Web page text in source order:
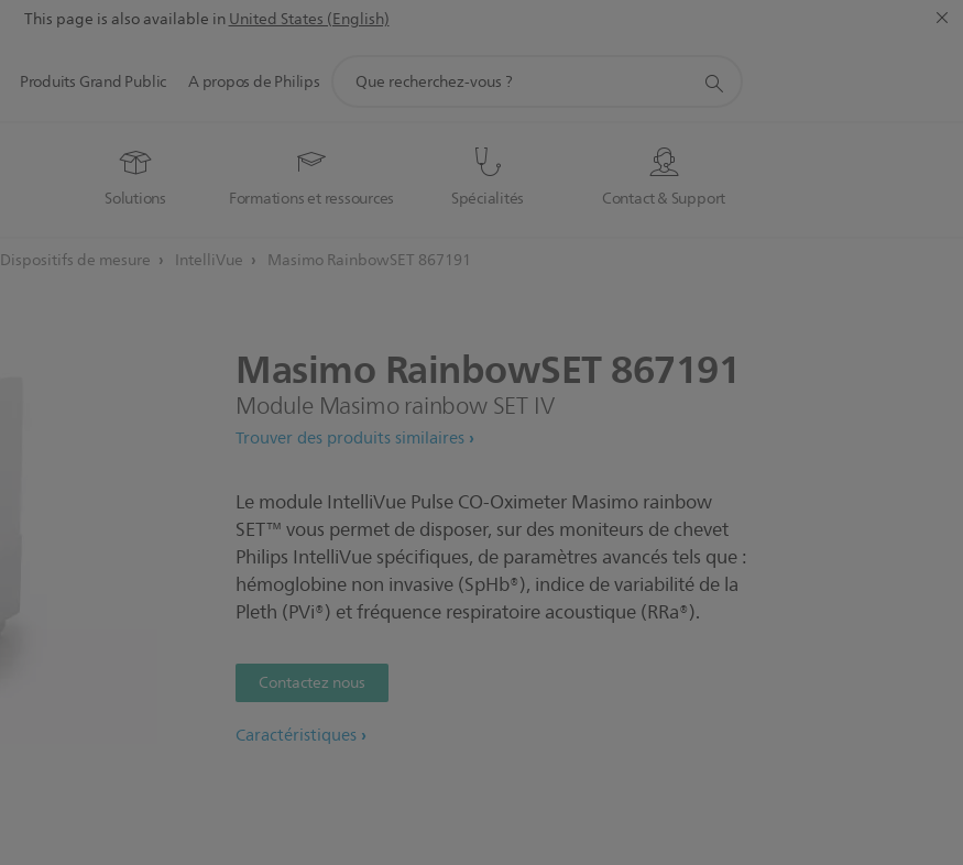
This page is also available inUnited States (English)
Solutions Formations et ressources Spécialités Contact & Support
Produits Grand Public A propos de Philips
Dispositifs de mesure IntelliVue Masimo RainbowSET 867191
Masimo RainbowSET867191
Module Masimo rainbow SET IV
Trouver des produits similaires
Le module IntelliVue Pulse CO-Oximeter Masimo rainbow
SET™ vous permet de disposer, sur des moniteurs de chevet
Philips IntelliVue spécifiques, de paramètres avancés tels que :
hémoglobine non invasive (SpHb®), indice de variabilité de la
Pleth (PVi®) et fréquence respiratoire acoustique (RRa®).
Contactez nous
Caractéristiques